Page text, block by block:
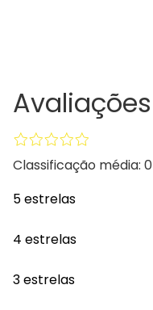
Avaliações
Classificação média: 0
5 estrelas
4 estrelas
3 estrelas